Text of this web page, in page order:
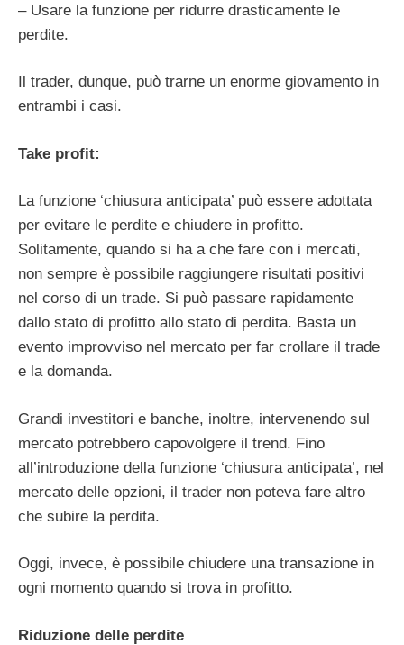
– Usare la funzione per ridurre drasticamente le
perdite.
Il trader, dunque, può trarne un enorme giovamento in
entrambi i casi.
Take profit:
La funzione ‘chiusura anticipata’ può essere adottata
per evitare le perdite e chiudere in profitto.
Solitamente, quando si ha a che fare con i mercati,
non sempre è possibile raggiungere risultati positivi
nel corso di un trade. Si può passare rapidamente
dallo stato di profitto allo stato di perdita. Basta un
evento improvviso nel mercato per far crollare il trade
e la domanda.
Grandi investitori e banche, inoltre, intervenendo sul
mercato potrebbero capovolgere il trend. Fino
all’introduzione della funzione ‘chiusura anticipata’, nel
mercato delle opzioni, il trader non poteva fare altro
che subire la perdita.
Oggi, invece, è possibile chiudere una transazione in
ogni momento quando si trova in profitto.
Riduzione delle perdite